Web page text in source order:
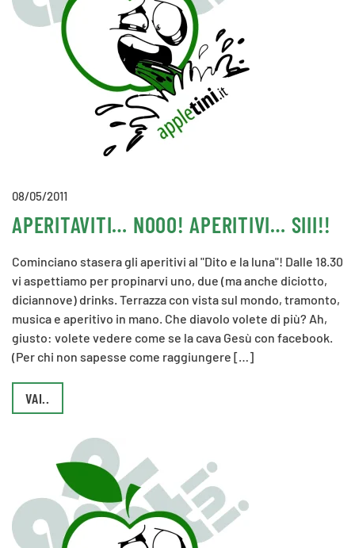
08/05/2011
APERITAVITI… NOOO! APERITIVI… SIII!!
Cominciano stasera gli aperitivi al "Dito e la luna"! Dalle 18.30
vi aspettiamo per propinarvi uno, due (ma anche diciotto,
diciannove) drinks. Terrazza con vista sul mondo, tramonto,
musica e aperitivo in mano. Che diavolo volete di più? Ah,
giusto: volete vedere come se la cava Gesù con facebook.
(Per chi non sapesse come raggiungere […]
VAI..